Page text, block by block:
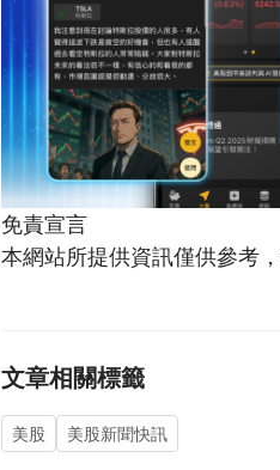
免責宣言
本網站所提供資訊僅供參考
文章相關標籤
美股 美股新聞快訊